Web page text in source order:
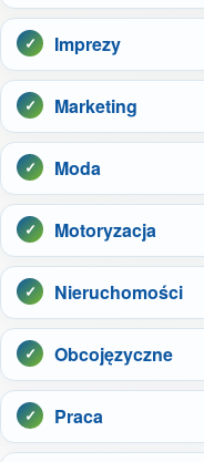
Imprezy
Marketing
Moda
Motoryzacja
Nieruchomości
Obcojęzyczne
Praca